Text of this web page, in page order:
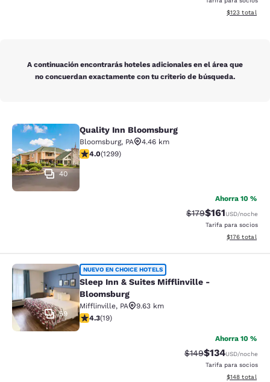
Ver detalles
$123 total
A continuación encontrarás hoteles adicionales en el área que
no concuerdan exactamente con tu criterio de búsqueda.
Quality Inn Bloomsburg
40
Quality Inn Bloomsburg
Bloomsburg, PA
4.46 km
Calificación de 4.01 estrellas. Muy bueno. 1299
4.0(1299)
Ahorra 10 %
Tarifa tachada:
$179Tarifa reducida:
$161USD/noche
Tarifa para socios
Ver detalles
$176 total
Sleep Inn & Suites Mifflinville -
59
NUEVO EN CHOICE HOTELS
Sleep Inn & Suites Mifflinville -
Bloomsburg
Mifflinville, PA
9.63 km
Calificación de 4.32 estrellas. Excelente. 19 reseñas
4.3(19)
Ahorra 10 %
Tarifa tachada:
$149Tarifa reducida:
$134USD/noche
Tarifa para socios
Ver detalles
$148 total